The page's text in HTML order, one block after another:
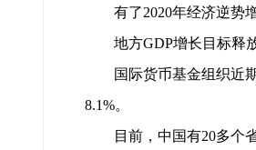
有了2020年经济逆势
地方GDP增长目标释
国际货币基金组织近
8.1%。
目前，中国有20多个